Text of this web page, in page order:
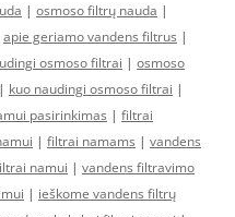
| osmoso filtrų nauda |
apie geriamo vandens filtrus |
osmoso filtrai | osmoso
| kuo naudingi osmoso filtrai |
pasirinkimas | filtrai
| filtrai namams | vandens
namui | vandens filtravimo
| ieškome vandens filtrų